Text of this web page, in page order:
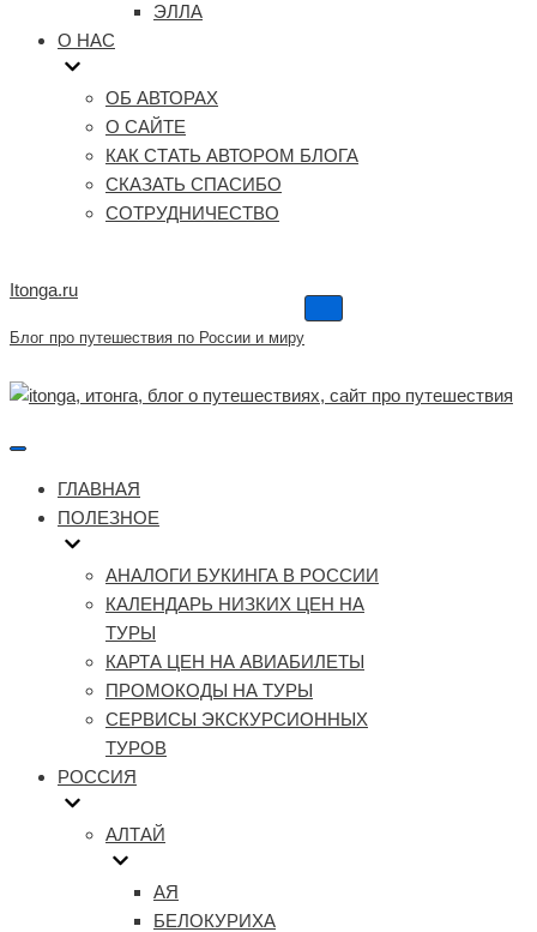
ЭЛЛА
О НАС
ОБ АВТОРАХ
О САЙТЕ
КАК СТАТЬ АВТОРОМ БЛОГА
СКАЗАТЬ СПАСИБО
СОТРУДНИЧЕСТВО
Itonga.ru
Блог про путешествия по России и миру
Меню
Меню
ГЛАВНАЯ
ПОЛЕЗНОЕ
АНАЛОГИ БУКИНГА В РОССИИ
КАЛЕНДАРЬ НИЗКИХ ЦЕН НА
ТУРЫ
КАРТА ЦЕН НА АВИАБИЛЕТЫ
ПРОМОКОДЫ НА ТУРЫ
СЕРВИСЫ ЭКСКУРСИОННЫХ
ТУРОВ
РОССИЯ
АЛТАЙ
АЯ
БЕЛОКУРИХА